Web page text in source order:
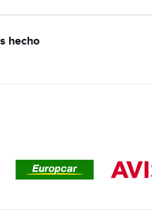
hecho